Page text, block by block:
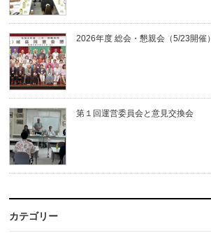
2026年度 総会・懇親会（5/23開催）
第１回運営委員会と意見交換会
カテゴリー